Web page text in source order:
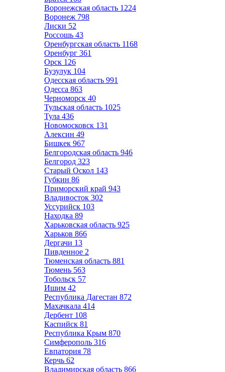
Воронежская область 1224
Воронеж 798
Лиски 52
Россошь 43
Оренбургская область 1168
Оренбург 361
Орск 126
Бузулук 104
Одесская область 991
Одесса 863
Черноморск 40
Тульская область 1025
Тула 436
Новомосковск 131
Алексин 49
Бишкек 967
Белгородская область 946
Белгород 323
Старый Оскол 143
Губкин 86
Приморский край 943
Владивосток 302
Уссурийск 103
Находка 89
Харьковская область 925
Харьков 866
Дергачи 13
Пивденное 2
Тюменская область 881
Тюмень 563
Тобольск 57
Ишим 42
Республика Дагестан 872
Махачкала 414
Дербент 108
Каспийск 81
Республика Крым 870
Симферополь 316
Евпатория 78
Керчь 62
Владимирская область 866